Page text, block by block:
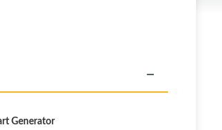
Generator